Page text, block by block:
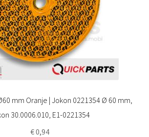
mm Oranje | Jokon 0221354 Ø 60 mm,
30.0006.010, E1-0221354
€0,94